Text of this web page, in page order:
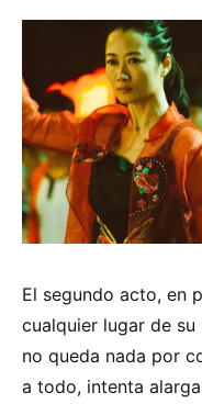
El segundo acto, en
cualquier lugar de
no queda nada por
a todo, intenta